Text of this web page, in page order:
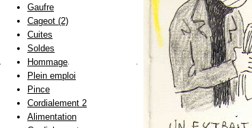
Gaufre
Cageot (2)
Cuites
Soldes
Hommage
Plein emploi
Pince
Cordialement 2
Alimentation